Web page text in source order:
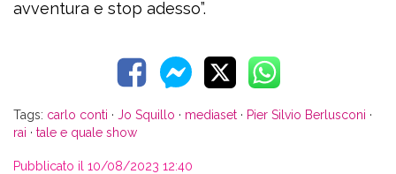
avventura e stop adesso”.
Tags: carlo conti · Jo Squillo · mediaset · Pier Silvio Berlusconi ·
rai · tale e quale show
Pubblicato il 10/08/2023 12:40